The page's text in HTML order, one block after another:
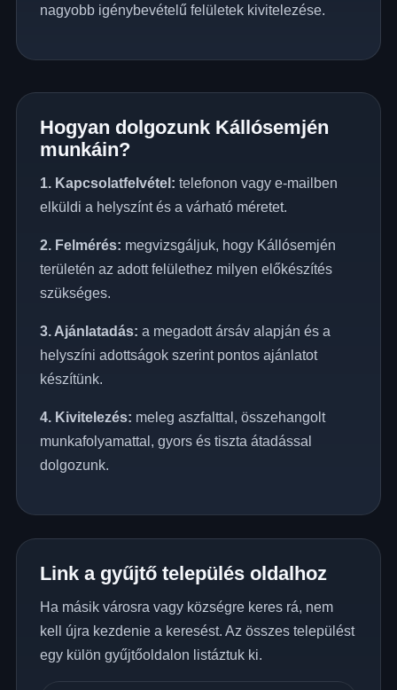
nagyobb igénybevételű felületek kivitelezése.
Hogyan dolgozunk Kállósemjén
munkáin?
1. Kapcsolatfelvétel: telefonon vagy e-mailben
elküldi a helyszínt és a várható méretet.
2. Felmérés: megvizsgáljuk, hogy Kállósemjén
területén az adott felülethez milyen előkészítés
szükséges.
3. Ajánlatadás: a megadott ársáv alapján és a
helyszíni adottságok szerint pontos ajánlatot
készítünk.
4. Kivitelezés: meleg aszfalttal, összehangolt
munkafolyamattal, gyors és tiszta átadással
dolgozunk.
Link a gyűjtő település oldalhoz
Ha másik városra vagy községre keres rá, nem
kell újra kezdenie a keresést. Az összes települést
egy külön gyűjtőoldalon listáztuk ki.